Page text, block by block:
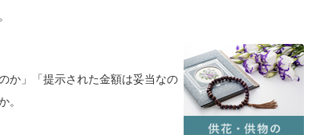
か」「提示された金額は妥当なの
。